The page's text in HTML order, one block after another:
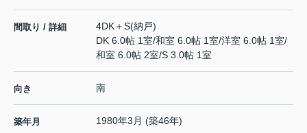
間取り / 詳細
4DK＋S(納戸)
DK 6.0帖 1室/和室 6.0帖 1室/洋室 6.0帖 1室/
和室 6.0帖 2室/S 3.0帖 1室
向き 南
築年月 1980年3月 (築46年)